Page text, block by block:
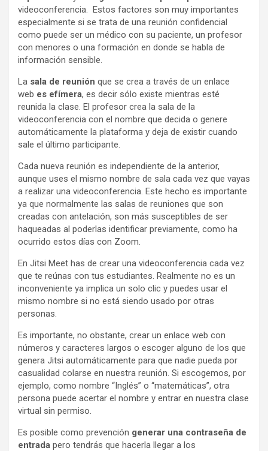
videoconferencia. Estos factores son muy importantes
especialmente si se trata de una reunión confidencial
como puede ser un médico con su paciente, un profesor
con menores o una formación en donde se habla de
información sensible.
La sala de reunión que se crea a través de un enlace
web es efímera, es decir sólo existe mientras esté
reunida la clase. El profesor crea la sala de la
videoconferencia con el nombre que decida o genere
automáticamente la plataforma y deja de existir cuando
sale el último participante.
Cada nueva reunión es independiente de la anterior,
aunque uses el mismo nombre de sala cada vez que vayas
a realizar una videoconferencia. Este hecho es importante
ya que normalmente las salas de reuniones que son
creadas con antelación, son más susceptibles de ser
haqueadas al poderlas identificar previamente, como ha
ocurrido estos días con Zoom.
En Jitsi Meet has de crear una videoconferencia cada vez
que te reúnas con tus estudiantes. Realmente no es un
inconveniente ya implica un solo clic y puedes usar el
mismo nombre si no está siendo usado por otras
personas.
Es importante, no obstante, crear un enlace web con
números y caracteres largos o escoger alguno de los que
genera Jitsi automáticamente para que nadie pueda por
casualidad colarse en nuestra reunión. Si escogemos, por
ejemplo, como nombre “Inglés” o “matemáticas”, otra
persona puede acertar el nombre y entrar en nuestra clase
virtual sin permiso.
Es posible como prevención generar una contraseña de
entrada pero tendrás que hacerla llegar a los